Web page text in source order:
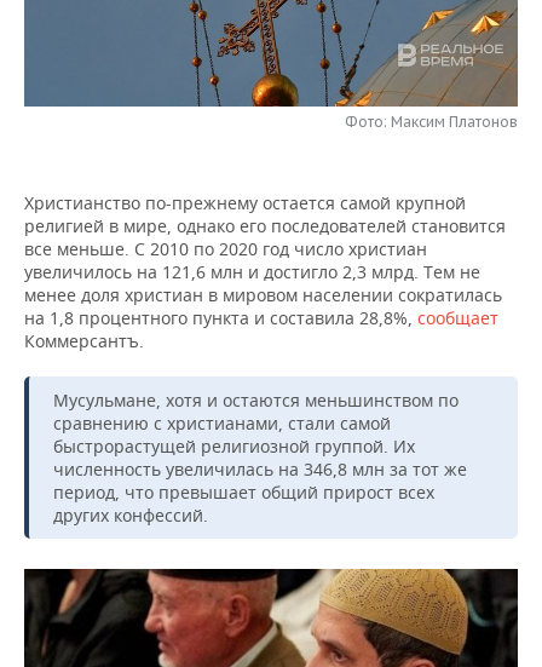
РОЗНИЧНАЯ ТОРГОВЛЯ
ТРАНСПОРТ
НОВОСТИ ТЕХНОЛОГИЙ
IT
ТЕЛЕКОММУНИКАЦИИ
НОВОСТИ МЕРОПРИЯТИЙ
БИЗНЕС-БРАНЧИ
ONLINE-КОНФЕРЕНЦИИ
ОТКРЫТАЯ ЛЕКЦИЯ
СПОРТ
ФУТБОЛ
ХОККЕЙ
БАСКЕТБОЛ
ВОЛЕЙБОЛ
КИБЕРСПОРТ
ФИГУРНОЕ КАТАНИЕ
ВОДНЫЕ ВИДЫ СПОРТА
ХОККЕЙ С МЯЧОМ
НОВОСТИ ОБЩЕСТВА
ВЛАСТЬ
ИНФРАСТРУКТУРА
ИСТОРИЯ
КУЛЬТУРА
МЕДИЦИНА
ОБРАЗОВАНИЕ
ПРОИСШЕСТВИЯ
ФОТОГАЛЕРЕЯ
СЮЖЕТЫ
СПРАВОЧНИК
СПИСОК ПЕРСОН
СПИСОК КОМПАНИЙ
ПОЛНАЯ ВЕРСИЯ
Фото: Максим Платонов
Христианство по-прежнему остается самой крупной
религией в мире, однако его последователей становится
все меньше. С 2010 по 2020 год число христиан
увеличилось на 121,6 млн и достигло 2,3 млрд. Тем не
менее доля христиан в мировом населении сократилась
на 1,8 процентного пункта и составила 28,8%, сообщает
Коммерсантъ.
Мусульмане, хотя и остаются меньшинством по
сравнению с христианами, стали самой
быстрорастущей религиозной группой. Их
численность увеличилась на 346,8 млн за тот же
период, что превышает общий прирост всех
других конфессий.